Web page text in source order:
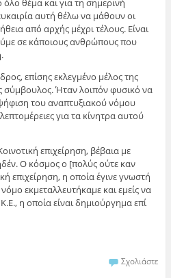
θέμα και για τη σημερινή
αυτή θέλω να μάθουν οι
από αρχής μέχρι τέλους. Είναι
σε κάποιους ανθρώπους που
επίσης εκλεγμένο μέλος της
σύμβουλος. Ήταν λοιπόν φυσικό να
του αναπτυξιακού νόμου
για τα κίνητρα αυτού
επιχείρηση, βέβαια με
Ο κόσμος ο [πολύς ούτε καν
επιχείρηση, η οποία έγινε γνωστή
εκμεταλλευτήκαμε και εμείς να
η οποία είναι δημιούργημα επί
Σχολιάστε